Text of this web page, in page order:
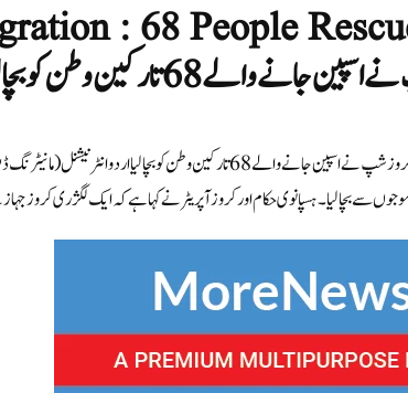
: 68 People
سے بچا لیا۔ ہسپانوی حکام اور کروز آپریٹر نے کہا ہے کہ ایک لگژری کروز